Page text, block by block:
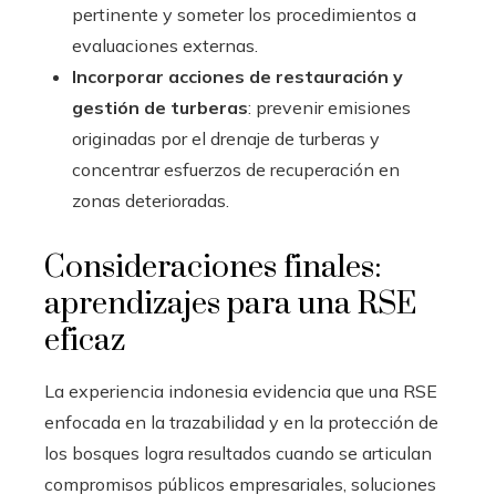
pertinente y someter los procedimientos a
evaluaciones externas.
Incorporar acciones de restauración y
gestión de turberas: prevenir emisiones
originadas por el drenaje de turberas y
concentrar esfuerzos de recuperación en
zonas deterioradas.
Consideraciones finales:
aprendizajes para una RSE
eficaz
La experiencia indonesia evidencia que una RSE
enfocada en la trazabilidad y en la protección de
los bosques logra resultados cuando se articulan
compromisos públicos empresariales, soluciones